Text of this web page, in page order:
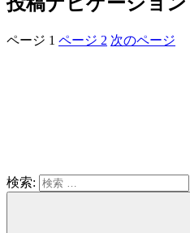
ページ 1 ページ 2 次のページ
検索: